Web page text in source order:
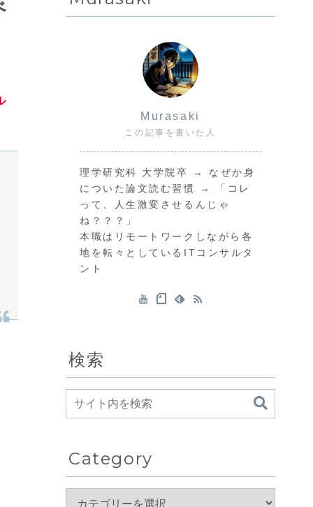
Murasaki
この記事を書いた人
理学研究科 大学院卒 → なぜか身
についた論文読む習慣 → 「コレ
って、人生激変させるんじゃ
ね？？？」
本職はリモートワークしながら各
地を転々としているITコンサルタ
ント
検索
Category